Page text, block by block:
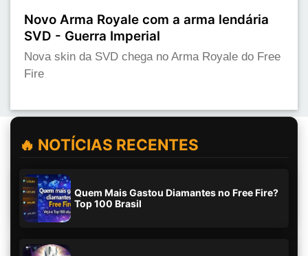
Novo Arma Royale com a arma lendária
SVD - Guerra Imperial
Nova skin da SVD chega no Arma Royale do Free
Fire
🔥 NOTÍCIAS RECENTES
Quem Mais Gastou Diamantes no Free Fire?
Top 100 Brasil